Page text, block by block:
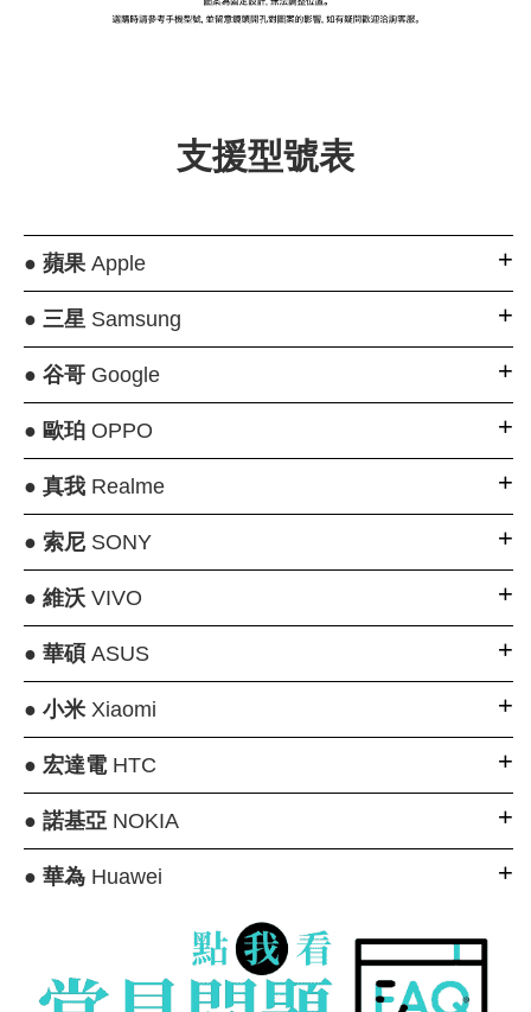
支援型號表
● 蘋果Apple
● 三星 Samsung
● 谷哥Google
● 歐珀OPPO
● 真我Realme
● 索尼SONY
● 維沃VIVO
● 華碩ASUS
● 小米Xiaomi
● 宏達電HTC
● 諾基亞NOKIA
● 華為Huawei